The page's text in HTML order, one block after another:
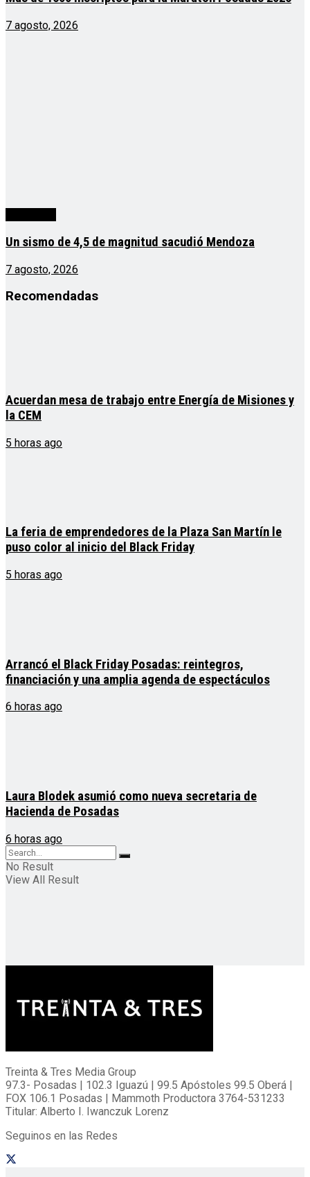
7 agosto, 2026
Un sismo de 4,5 de magnitud sacudió Mendoza
7 agosto, 2026
Recomendadas
Acuerdan mesa de trabajo entre Energía de Misiones y
la CEM
5 horas ago
La feria de emprendedores de la Plaza San Martín le
puso color al inicio del Black Friday
5 horas ago
Arrancó el Black Friday Posadas: reintegros,
financiación y una amplia agenda de espectáculos
6 horas ago
Laura Blodek asumió como nueva secretaria de
Hacienda de Posadas
6 horas ago
No Result
View All Result
Treinta & Tres Media Group
97.3- Posadas | 102.3 Iguazú | 99.5 Apóstoles 99.5 Oberá |
FOX 106.1 Posadas | Mammoth Productora 3764-531233
Titular: Alberto I. Iwanczuk Lorenz
Seguinos en las Redes